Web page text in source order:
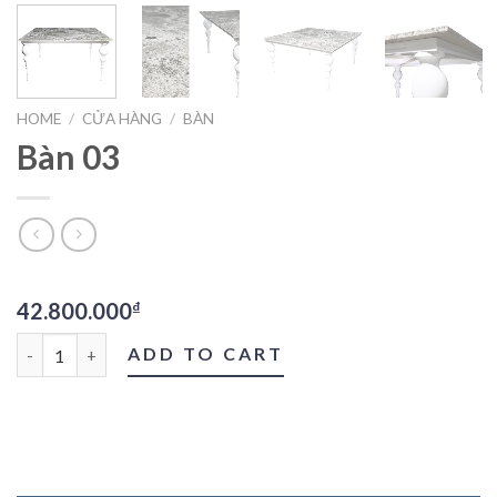
HOME / CỬA HÀNG / BÀN
Bàn 03
42.800.000₫
Bàn 03 quantityADD TO CART